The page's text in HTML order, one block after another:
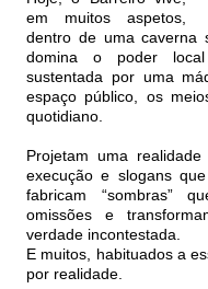
em muitos aspetos,
dentro de uma caverna
domina o poder
sustentada por uma
espaço público, os
quotidiano.
Projetam uma
execução e slogans
fabricam “sombras”
omissões e
verdade incontestada.
E muitos, habituados a
por realidade.